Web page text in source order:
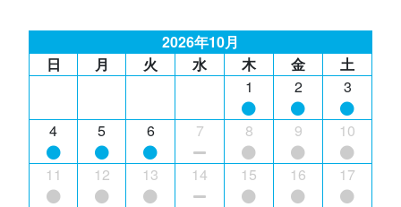
2026年10月
日
月 火 水 木 金
土
1
2 3
4 5 6 7 8 9 10
11 12 13 14 15 16 17